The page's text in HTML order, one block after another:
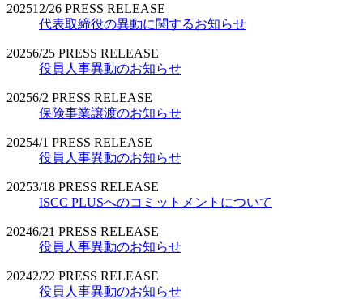
202512/26 PRESS RELEASE
代表取締役の異動に関するお知らせ
20256/25 PRESS RELEASE
役員人事異動のお知らせ
20256/2 PRESS RELEASE
保険事業譲渡のお知らせ
20254/1 PRESS RELEASE
役員人事異動のお知らせ
20253/18 PRESS RELEASE
ISCC PLUSへのコミットメントについて
20246/21 PRESS RELEASE
役員人事異動のお知らせ
20242/22 PRESS RELEASE
役員人事異動のお知らせ